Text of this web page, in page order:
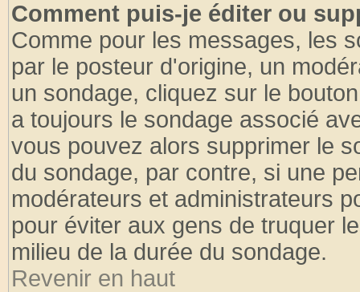
Comment puis-je éditer ou
Comme pour les messages, les
par le posteur d'origine, un
un sondage, cliquez sur le
a toujours le sondage associé
vous pouvez alors supprimer le
du sondage, par contre, si une
modérateurs et administrateurs
pour éviter aux gens de truquer
milieu de la durée du sondage.
Revenir en haut